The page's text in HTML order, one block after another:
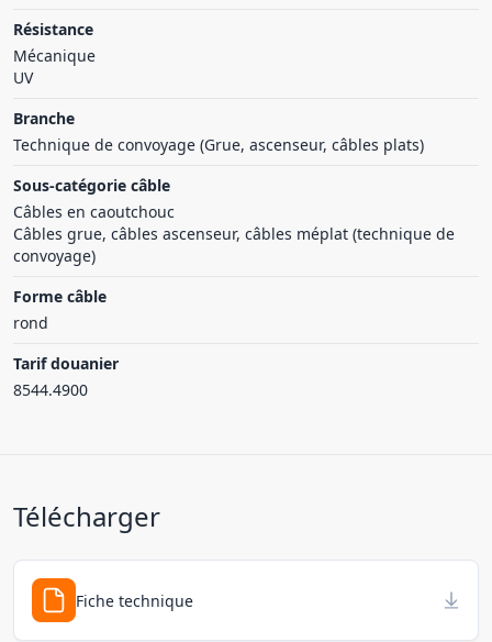
Résistance
Mécanique
UV
Branche
Technique de convoyage (Grue, ascenseur, câbles plats)
Sous-catégorie câble
Câbles en caoutchouc
Câbles grue, câbles ascenseur, câbles méplat (technique de
convoyage)
Forme câble
rond
Tarif douanier
8544.4900
Télécharger
Fiche technique